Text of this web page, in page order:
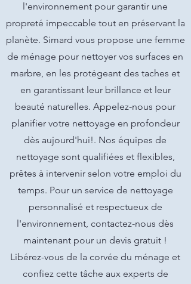
l'environnement pour garantir une
propreté impeccable tout en préservant la
planète. Simard vous propose une femme
de ménage pour nettoyer vos surfaces en
marbre, en les protégeant des taches et
en garantissant leur brillance et leur
beauté naturelles. Appelez-nous pour
planifier votre nettoyage en profondeur
dès aujourd'hui!. Nos équipes de
nettoyage sont qualifiées et flexibles,
prêtes à intervenir selon votre emploi du
temps. Pour un service de nettoyage
personnalisé et respectueux de
l'environnement, contactez-nous dès
maintenant pour un devis gratuit !
Libérez-vous de la corvée du ménage et
confiez cette tâche aux experts de